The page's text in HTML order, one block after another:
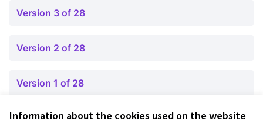
Information about the cookies used on the website
Version 3 of 28
Version 2 of 28
Version 1 of 28